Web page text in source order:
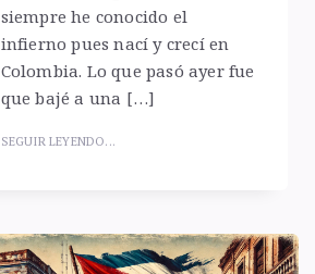
siempre he conocido el
infierno pues nací y crecí en
Colombia. Lo que pasó ayer fue
que bajé a una […]
SEGUIR LEYENDO...